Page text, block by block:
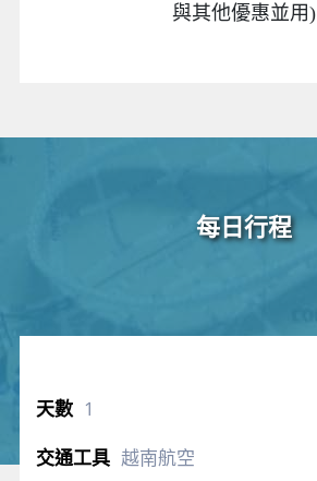
與其他優惠並用)
每日行程
1
越南航空